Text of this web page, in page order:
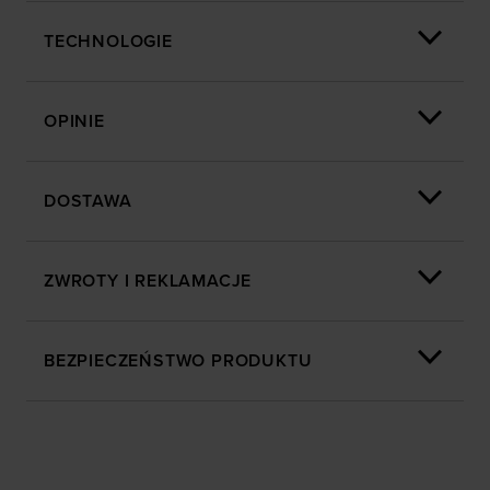
TECHNOLOGIE
OPINIE
DOSTAWA
ZWROTY I REKLAMACJE
BEZPIECZEŃSTWO PRODUKTU